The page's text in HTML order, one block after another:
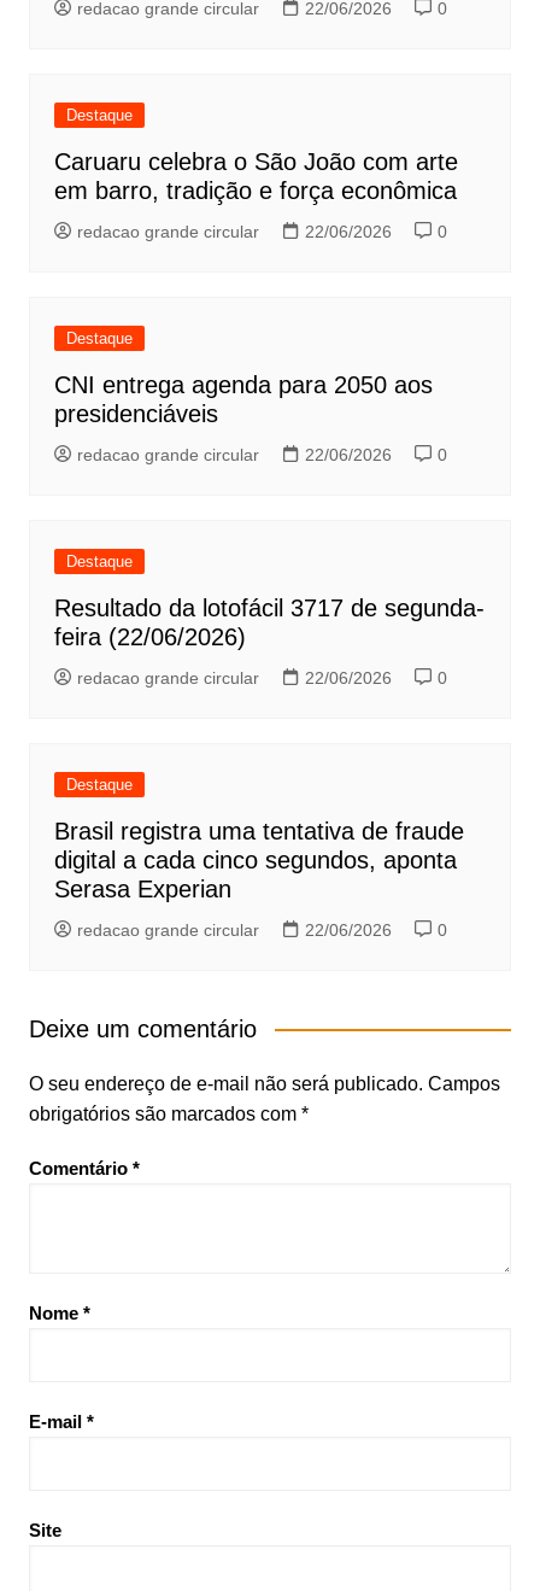
redacao grande circular 22/06/2026 0
Destaque
Caruaru celebra o São João com arte
em barro, tradição e força econômica
redacao grande circular 22/06/2026 0
Destaque
CNI entrega agenda para 2050 aos
presidenciáveis
redacao grande circular 22/06/2026 0
Destaque
Resultado da lotofácil 3717 de segunda-
feira (22/06/2026)
redacao grande circular 22/06/2026 0
Destaque
Brasil registra uma tentativa de fraude
digital a cada cinco segundos, aponta
Serasa Experian
redacao grande circular 22/06/2026 0
Deixe um comentário
O seu endereço de e-mail não será publicado. Campos
obrigatórios são marcados com *
Comentário *
Nome *
E-mail *
Site